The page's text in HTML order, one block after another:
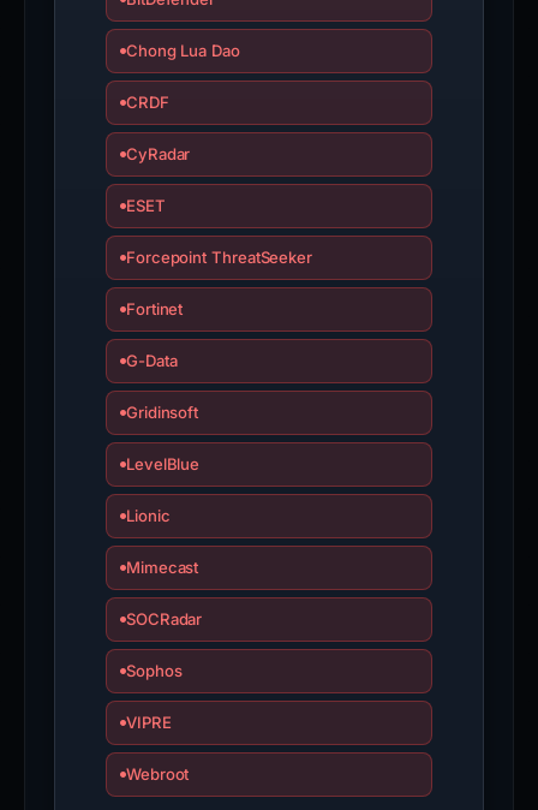
Chong Lua Dao
CRDF
CyRadar
ESET
Forcepoint ThreatSeeker
Fortinet
G-Data
Gridinsoft
LevelBlue
Lionic
Mimecast
SOCRadar
Sophos
VIPRE
Webroot